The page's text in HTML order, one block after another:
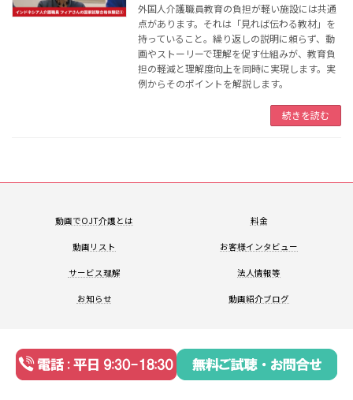
外国人介護職員教育の負担が軽い施設には共通
点があります。それは「見れば伝わる教材」を
持っていること。繰り返しの説明に頼らず、動
画やストーリーで理解を促す仕組みが、教育負
担の軽減と理解度向上を同時に実現します。実
例からそのポイントを解説します。
続きを読む
動画でOJT介護とは 料金
動画リスト お客様インタビュー
サービス理解 法人情報等
お知らせ 動画紹介ブログ